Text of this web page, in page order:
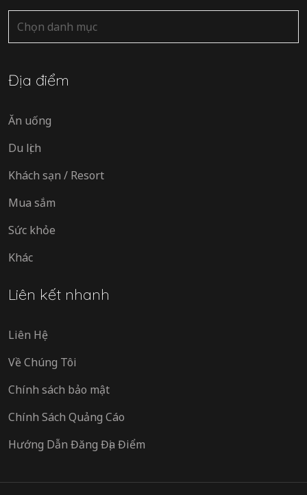
Danh
mục
Địa điểm
Ăn uống
Du lịch
Khách sạn / Resort
Mua sắm
Sức khỏe
Khác
Liên kết nhanh
Liên Hệ
Về Chúng Tôi
Chính sách bảo mật
Chính Sách Quảng Cáo
Hướng Dẫn Đăng Địa Điểm